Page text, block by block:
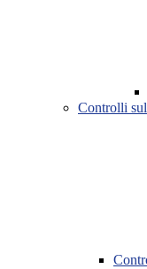
Controlli